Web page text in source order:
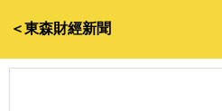
＜東森財經新聞